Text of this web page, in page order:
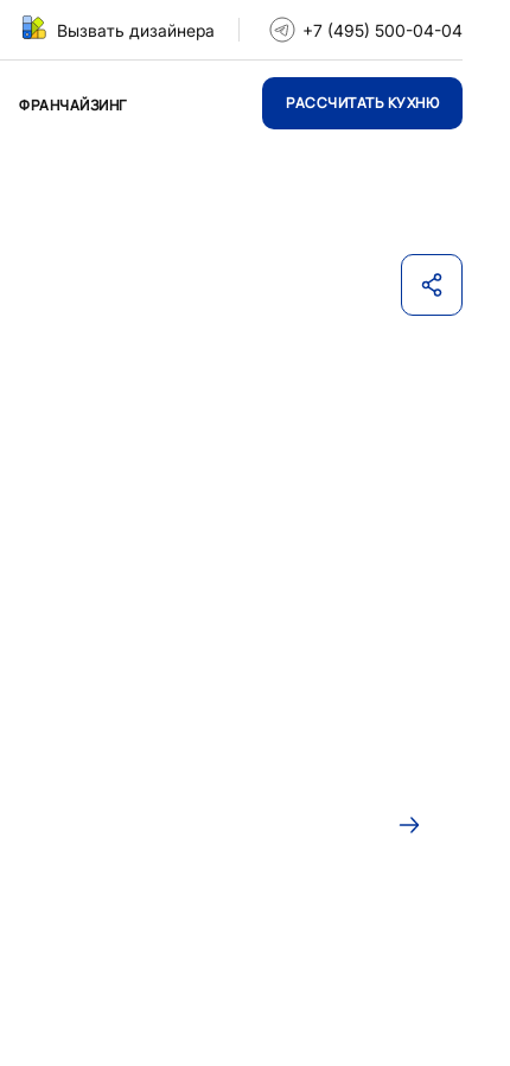
Вызвать дизайнера +7 (495) 500-04-04
ФРАНЧАЙЗИНГ РАССЧИТАТЬ КУХНЮ